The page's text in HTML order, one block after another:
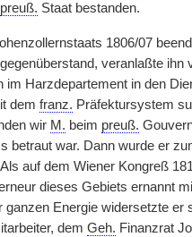
preuß. Staat bestanden.
1806/07
veranlaßte| ihn
im Harzdepartement in den
dem franz. Präfektursystem
wir M. beim preuß.
betraut war. Dann wurde er
auf dem Wiener Kongreß
dieses Gebiets ernannt
ganzen Energie widersetzte
dem Geh. Finanzrat